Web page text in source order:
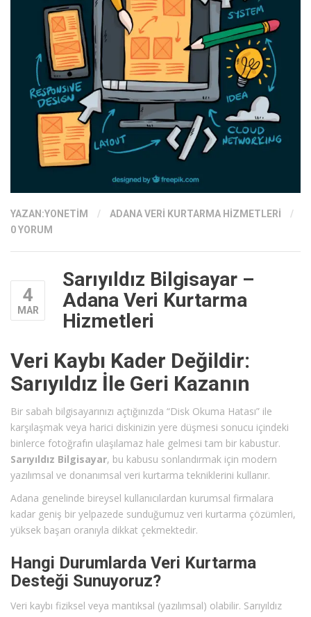
YAZAN:YONETIM / ADANA VERI KURTARMA HIZMETLERI
/
0 YORUM
4
MAR
Sarıyıldız Bilgisayar –
Adana Veri Kurtarma
Hizmetleri
Veri Kaybı Kader Değildir:
Sarıyıldız İle Geri Kazanın
Bir sabah bilgisayarınızı açtığınızda “Disk Okuma Hatası” ile
karşılaşmak veya harici diskinizin yere düşmesi sonucu içindeki
binlerce fotoğrafın ulaşılamaz hale gelmesi tam bir kabustur.
Sarıyıldız Bilgisayar, bu kabusu sonlandırmak için modern
yazılımsal ve donanımsal veri kurtarma tekniklerini kullanır.
Adana genelinde bireysel kullanıcılardan kurumsal firmalara
kadar geniş bir yelpazede sunduğumuz veri kurtarma çözümleri,
yüksek başarı oranıyla dikkat çekmektedir.
Hangi Durumlarda Veri Kurtarma
Desteği Sunuyoruz?
Veri kaybı fiziksel veya mantıksal (yazılımsal) olabilir. Sarıyıldız